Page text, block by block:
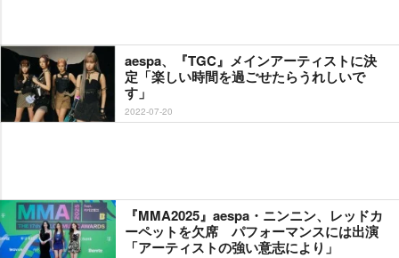
aespa、『TGC』メインアーティストに決
定「楽しい時間を過ごせたらうれしいで
す」
2022-07-20
『MMA2025』aespa・ニンニン、レッドカ
ーペットを欠席 パフォーマンスには出演
「アーティストの強い意志により」